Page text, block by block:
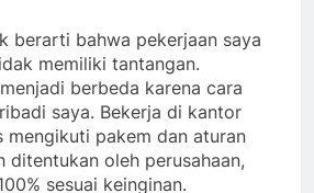
berarti bahwa pekerjaan saya
memiliki tantangan.
berbeda karena cara
saya. Bekerja di kantor
mengikuti pakem dan aturan
ditentukan oleh perusahaan,